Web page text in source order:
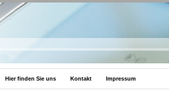
Hier finden Sie uns Kontakt Impressum